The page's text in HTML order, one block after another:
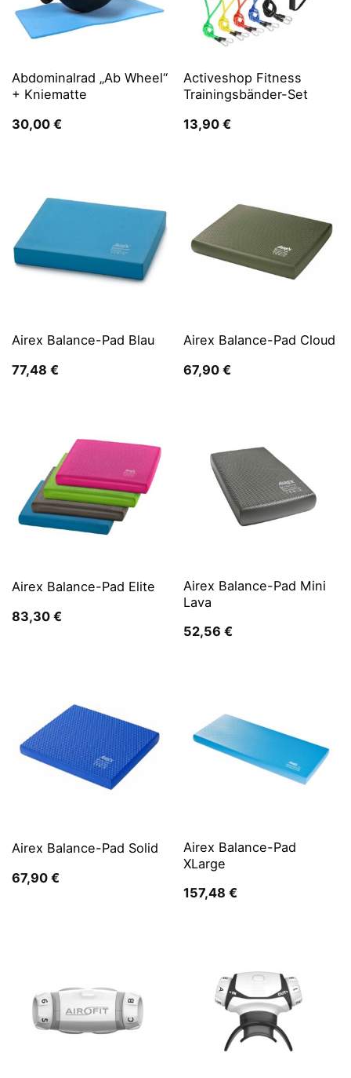
Abdominalrad „Ab Wheel“
+ Kniematte
30,00 €
Activeshop Fitness
Trainingsbänder-Set
13,90 €
Airex Balance-Pad Blau
77,48 €
Airex Balance-Pad Cloud
67,90 €
Airex Balance-Pad Elite
83,30 €
Airex Balance-Pad Mini
Lava
52,56 €
Airex Balance-Pad Solid
67,90 €
Airex Balance-Pad
XLarge
157,48 €